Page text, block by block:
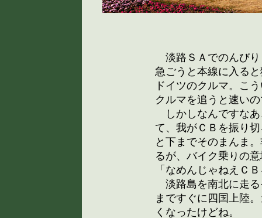
淡路ＳＡでのんびり
急ごうと本線に入る
ドイツのクルマ。こ
クルマを追うと速い
しかしなんですなあ
て、我がＣＢを振り
と下までそのまんま
るが、バイク乗りの
「なめんじゃねえＣ
淡路島を南北に走る
まですぐに四国上陸
くなったけどね。